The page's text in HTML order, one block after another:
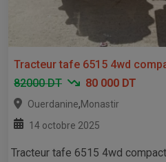
Tracteur tafe 6515 4wd
82000 DT
80 000 DT
Ouerdanine,Monastir
14 octobre 2025
Tracteur tafe 6515 4wd